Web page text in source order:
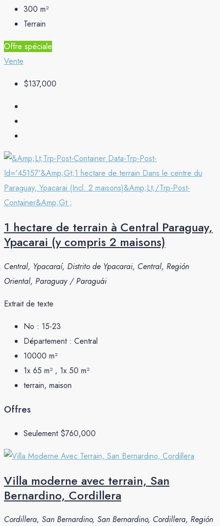
300 m²
Terrain
Offre spéciale
Vente
$137,000
1 hectare de terrain à Central Paraguay,
Ypacarai (y compris 2 maisons)
Central, Ypacaraí, Distrito de Ypacarai, Central, Región
Oriental, Paraguay / Paraguái
Extrait de texte
No : 15-23
Département : Central
10000 m²
1x 65 m² , 1x 50 m²
terrain, maison
Offres
Seulement $760,000
Villa moderne avec terrain, San
Bernardino, Cordillera
Cordillera, San Bernardino, San Bernardino, Cordillera, Región